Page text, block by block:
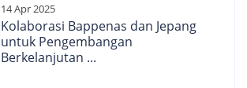
14 Apr 2025
Kolaborasi Bappenas dan Jepang
untuk Pengembangan
Berkelanjutan ...